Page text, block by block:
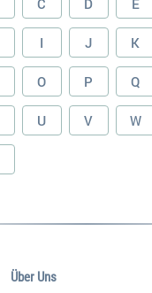
C D E
I J K
O P Q
U V W
Über Uns